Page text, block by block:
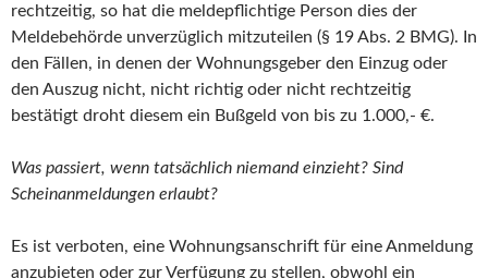
rechtzeitig, so hat die meldepflichtige Person dies der
Meldebehörde unverzüglich mitzuteilen (§ 19 Abs. 2 BMG). In
den Fällen, in denen der Wohnungsgeber den Einzug oder
den Auszug nicht, nicht richtig oder nicht rechtzeitig
bestätigt droht diesem ein Bußgeld von bis zu 1.000,- €.
Was passiert, wenn tatsächlich niemand einzieht? Sind
Scheinanmeldungen erlaubt?
Es ist verboten, eine Wohnungsanschrift für eine Anmeldung
anzubieten oder zur Verfügung zu stellen, obwohl ein